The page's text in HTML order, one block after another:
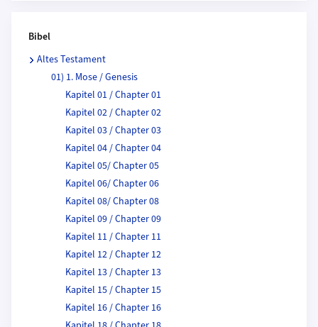
Bibel
Altes Testament
01) 1. Mose / Genesis
Kapitel 01 / Chapter 01
Kapitel 02 / Chapter 02
Kapitel 03 / Chapter 03
Kapitel 04 / Chapter 04
Kapitel 05/ Chapter 05
Kapitel 06/ Chapter 06
Kapitel 08/ Chapter 08
Kapitel 09 / Chapter 09
Kapitel 11 / Chapter 11
Kapitel 12 / Chapter 12
Kapitel 13 / Chapter 13
Kapitel 15 / Chapter 15
Kapitel 16 / Chapter 16